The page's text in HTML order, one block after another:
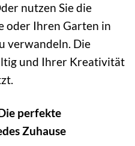
nutzen Sie die
oder Ihren Garten in
verwandeln. Die
und Ihrer Kreativität
perfekte
Zuhause